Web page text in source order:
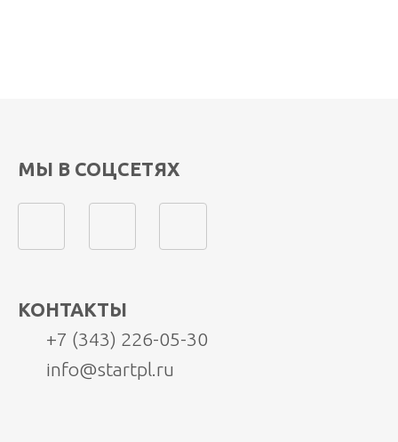
МЫ В СОЦСЕТЯХ
КОНТАКТЫ
+7 (343) 226-05-30
info@startpl.ru